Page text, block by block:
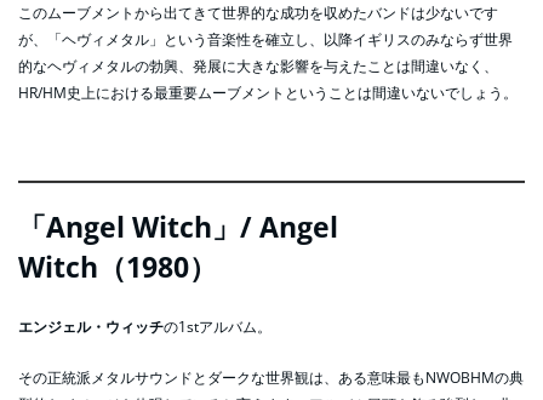
このムーブメントから出てきて世界的な成功を収めたバンドは少ないです
が、「ヘヴィメタル」という音楽性を確立し、以降イギリスのみならず世界
的なヘヴィメタルの勃興、発展に大きな影響を与えたことは間違いなく、
HR/HM史上における最重要ムーブメントということは間違いないでしょう。
「Angel Witch」/ Angel
Witch（1980）
エンジェル・ウィッチの1stアルバム。
その正統派メタルサウンドとダークな世界観は、ある意味最もNWOBHMの典